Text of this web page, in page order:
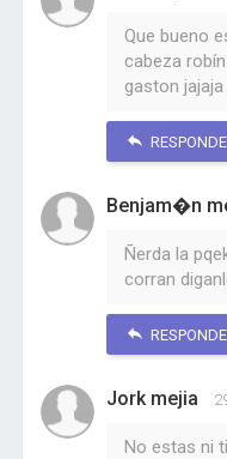
Que bueno
cabeza
gaston jajaja
Benjam�n
Ñerda la
corran
Jork mejia
No estas ni